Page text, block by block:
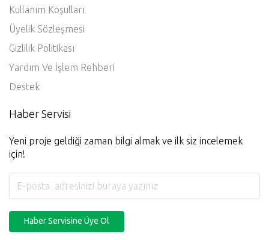
Kullanım Koşulları
Üyelik Sözleşmesi
Gizlilik Politikası
Yardım Ve İşlem Rehberi
Destek
Haber Servisi
Yeni proje geldiği zaman bilgi almak ve ilk siz incelemek
için!
Haber Servisine Üye Ol